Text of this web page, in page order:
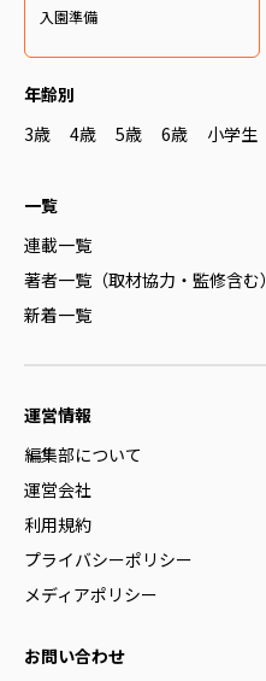
入園準備
年齢別
3歳
4歳 5歳 6歳 小学生
一覧
連載一覧
著者一覧（取材協力・監修含む）
新着一覧
運営情報
編集部について
運営会社
利用規約
プライバシーポリシー
メディアポリシー
お問い合わせ